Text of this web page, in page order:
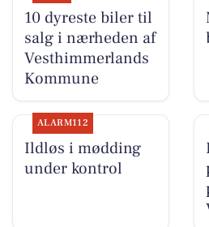
10 dyreste biler til
salg i nærheden af
Vesthimmerlands
Kommune
ALARM112
Ildløs i mødding
under kontrol